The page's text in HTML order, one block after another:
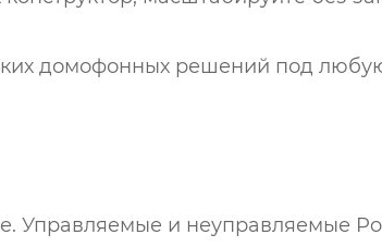
домофонных решений под
Управляемые и неуправляемые